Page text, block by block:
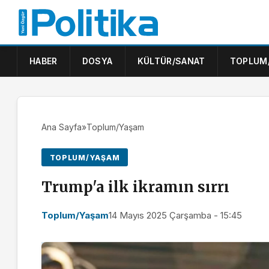
HABER DOSYA KÜLTÜR/SANAT
Ana Sayfa»Toplum/Yaşam
TOPLUM/YAŞAM
Trump'a ilk ikramın sırrı
Toplum/Yaşam14 Mayıs 2025 Çarşamba - 15:45